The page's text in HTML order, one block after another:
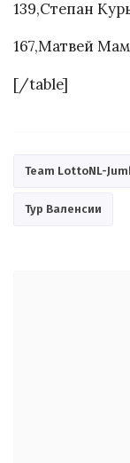
139,Степан
167,Матвей
[/table]
Team LottoNL-
Тур Валенсии